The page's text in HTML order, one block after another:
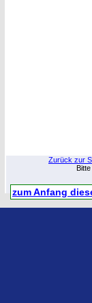
Zurück zur
zum Anfang